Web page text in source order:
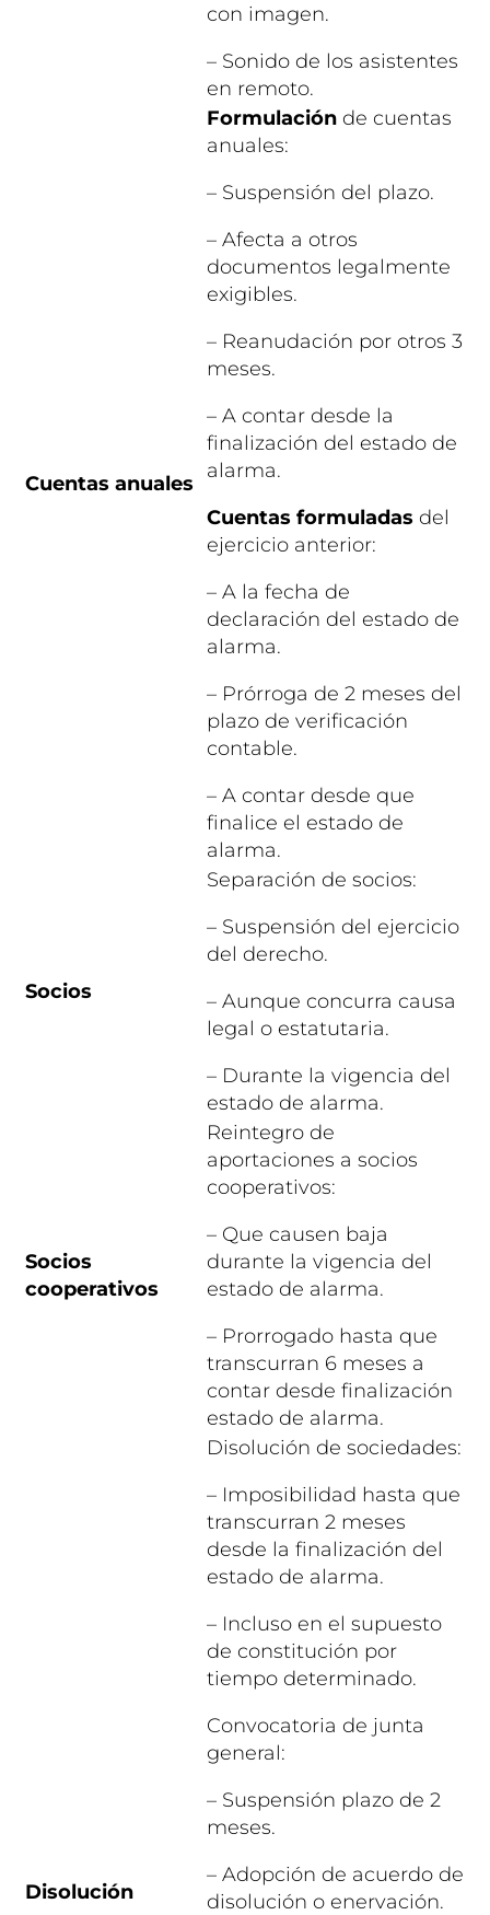
con imagen.
– Sonido de los asistentes
en remoto.
Cuentas anuales
Formulación de cuentas
anuales:
– Suspensión del plazo.
– Afecta a otros
documentos legalmente
exigibles.
– Reanudación por otros 3
meses.
– A contar desde la
finalización del estado de
alarma.
Cuentas formuladas del
ejercicio anterior:
– A la fecha de
declaración del estado de
alarma.
– Prórroga de 2 meses del
plazo de verificación
contable.
– A contar desde que
finalice el estado de
alarma.
Socios
Separación de socios:
– Suspensión del ejercicio
del derecho.
– Aunque concurra causa
legal o estatutaria.
– Durante la vigencia del
estado de alarma.
Socios
cooperativos
Reintegro de
aportaciones a socios
cooperativos:
– Que causen baja
durante la vigencia del
estado de alarma.
– Prorrogado hasta que
transcurran 6 meses a
contar desde finalización
estado de alarma.
Disolución
Disolución de sociedades:
– Imposibilidad hasta que
transcurran 2 meses
desde la finalización del
estado de alarma.
– Incluso en el supuesto
de constitución por
tiempo determinado.
Convocatoria de junta
general:
– Suspensión plazo de 2
meses.
– Adopción de acuerdo de
disolución o enervación.